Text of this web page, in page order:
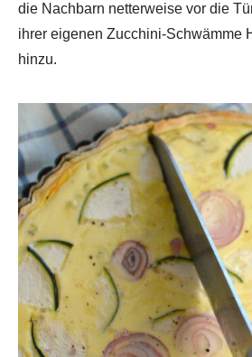
die Nachbarn netterweise vor die
ihrer eigenen Zucchini-Schwämme
hinzu.